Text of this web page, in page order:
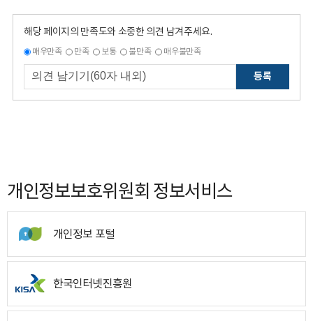
해당 페이지의 만족도와 소중한 의견 남겨주세요.
매우만족 만족 보통 불만족 매우불만족
등록
개인정보보호위원회 정보서비스
개인정보 포털
한국인터넷진흥원